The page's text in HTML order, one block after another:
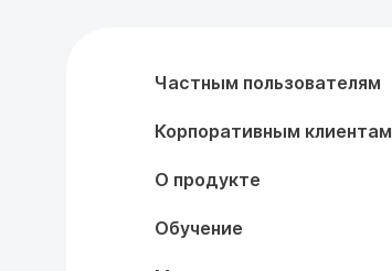
Частным пользователям
Корпоративным клиентам
О продукте
Обучение